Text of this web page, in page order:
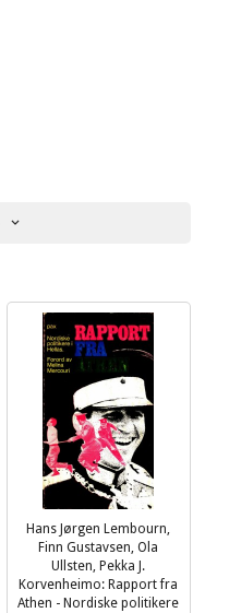
Hans Jørgen Lembourn,
Finn Gustavsen, Ola
Ullsten, Pekka J.
Korvenheimo: Rapport fra
Athen - Nordiske politikere